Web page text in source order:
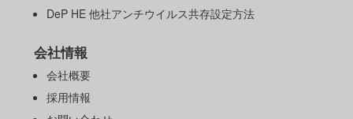
DeP HE 他社アンチウイルス共存設定方法
会社情報
会社概要
採用情報